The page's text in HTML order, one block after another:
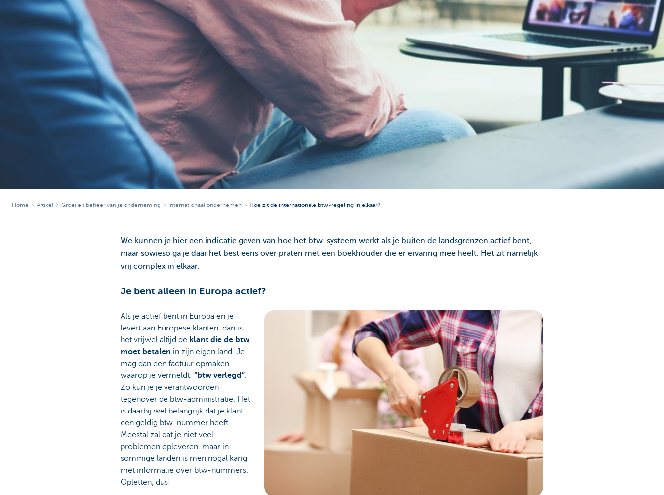
Home Artikel Groei en beheer van je onderneming Internationaal ondernemen Hoe zit de internationale btw-regeling in elkaar?
We kunnen je hier een indicatie geven van hoe het btw-systeem werkt als je buiten de landsgrenzen actief bent,
maar sowieso ga je daar het best eens over praten met een boekhouder die er ervaring mee heeft. Het zit namelijk
vrij complex in elkaar.
Je bent alleen in Europa actief?
Als je actief bent in Europa en je
levert aan Europese klanten, dan is
het vrijwel altijd de klant die de btw
moet betalen in zijn eigen land. Je
mag dan een factuur opmaken
waarop je vermeldt: “btw verlegd”.
Zo kun je je verantwoorden
tegenover de btw-administratie. Het
is daarbij wel belangrijk dat je klant
een geldig btw-nummer heeft.
Meestal zal dat je niet veel
problemen opleveren, maar in
sommige landen is men nogal karig
met informatie over btw-nummers.
Opletten, dus!